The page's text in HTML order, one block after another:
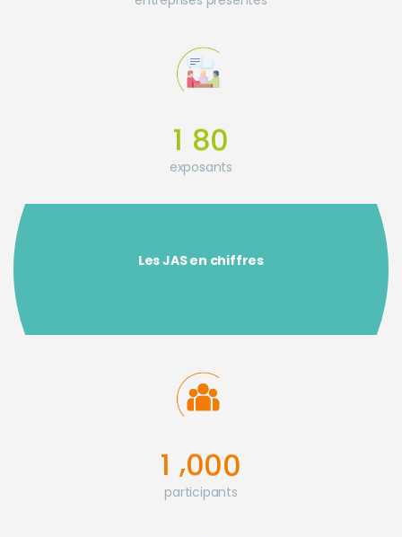
1 80
exposants
Les JAS en chiffres
1 ,000
participants